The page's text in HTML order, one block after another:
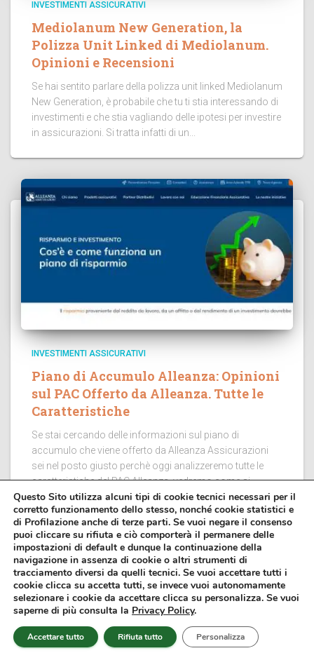
INVESTIMENTI ASSICURATIVI
Mediolanum New Generation, la
Polizza Unit Linked di Mediolanum.
Opinioni e Recensioni
Se hai sentito parlare della polizza unit linked Mediolanum
New Generation, è probabile che tu ti stia interessando di
investimenti e che stia vagliando delle ipotesi per investire
in assicurazioni. Si tratta infatti di un...
INVESTIMENTI ASSICURATIVI
Piano di Accumulo Alleanza: Opinioni
sul PAC Offerto da Alleanza. Tutte le
Caratteristiche
Se stai cercando delle informazioni sul piano di
accumulo che viene offerto da Alleanza Assicurazioni
sei nel posto giusto perchè oggi analizzeremo tutte le
caratteristiche del PAC Alleanza, vedremo come si
costruisce, quali sono i...
Questo Sito utilizza alcuni tipi di cookie tecnici necessari per il
corretto funzionamento dello stesso, nonché cookie statistici e
di Profilazione anche di terze parti. Se vuoi negare il consenso
puoi cliccare su rifiuta e ciò comporterà il permanere delle
impostazioni di default e dunque la continuazione della
navigazione in assenza di cookie o altri strumenti di
tracciamento diversi da quelli tecnici. Se vuoi accettare tutti i
cookie clicca su accetta tutti, se invece vuoi autonomamente
selezionare i cookie da accettare clicca su personalizza. Se vuoi
saperne di più consulta la Privacy Policy.
Accettare tutto Rifiuta tutto Personalizza